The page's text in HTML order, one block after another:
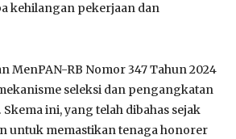
kehilangan pekerjaan dan
MenPAN-RB Nomor 347 Tahun 2024
seleksi dan pengangkatan
ini, yang telah dibahas sejak
untuk memastikan tenaga honorer